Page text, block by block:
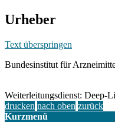
Urheber
Text überspringen
Bundesinstitut für
Weiterleitungsdienst: Deep-
drucken nach oben zurück
Kurzmenü